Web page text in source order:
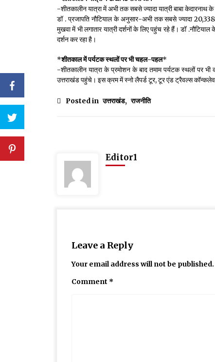
-शीतकालीन यात्रा में अभी तक सबसे ज्यादा यात्री बाबा केदारनाथ
डॉ . प्रजापति नौटियाल के अनुसार-अभी तक सबसे ज्यादा
मुखवा में भी लगातार यात्री दर्शनों के लिए पहुंच रहे हैं। डॉ
दर्शन कर रहा है।
*शीतकाल में पर्यटक स्थलों पर भी चहल-पहल*
-शीतकालीन यात्रा के प्रमोशन के बाद तमाम पर्यटक स्थलों पर भी
उत्तराखंड पहुंचे। इस क्रम में स्नो लैपर्ड टूर, टूर एंड ट्रैवल्स कॉन्कलेव
Posted in उत्तराखंड, राजनीति
Editor1
Leave a Reply
Your email address will not be published.
Comment *